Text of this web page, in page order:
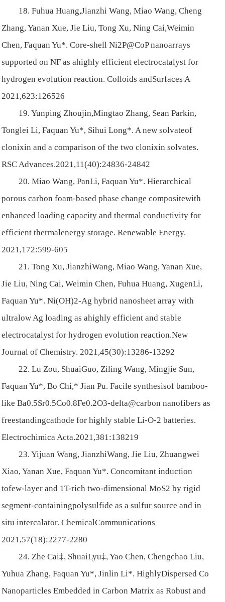
18. Fuhua Huang,Jianzhi Wang, Miao Wang, Cheng
Zhang, Yanan Xue, Jie Liu, Tong Xu, Ning Cai,Weimin
Chen, Faquan Yu*. Core-shell Ni2P@CoP nanoarrays
supported on NF as ahighly efficient electrocatalyst for
hydrogen evolution reaction. Colloids andSurfaces A
2021,623:126526
19. Yunping Zhoujin,Mingtao Zhang, Sean Parkin,
Tonglei Li, Faquan Yu*, Sihui Long*. A new solvateof
clonixin and a comparison of the two clonixin solvates.
RSC Advances.2021,11(40):24836-24842
20. Miao Wang, PanLi, Faquan Yu*. Hierarchical
porous carbon foam-based phase change compositewith
enhanced loading capacity and thermal conductivity for
efficient thermalenergy storage. Renewable Energy.
2021,172:599-605
21. Tong Xu, JianzhiWang, Miao Wang, Yanan Xue,
Jie Liu, Ning Cai, Weimin Chen, Fuhua Huang, XugenLi,
Faquan Yu*. Ni(OH)2-Ag hybrid nanosheet array with
ultralow Ag loading as ahighly efficient and stable
electrocatalyst for hydrogen evolution reaction.New
Journal of Chemistry. 2021,45(30):13286-13292
22. Lu Zou, ShuaiGuo, Ziling Wang, Mingjie Sun,
Faquan Yu*, Bo Chi,* Jian Pu. Facile synthesisof bamboo-
like Ba0.5Sr0.5Co0.8Fe0.2O3-delta@carbon nanofibers as
freestandingcathode for highly stable Li-O-2 batteries.
Electrochimica Acta.2021,381:138219
23. Yijuan Wang, JianzhiWang, Jie Liu, Zhuangwei
Xiao, Yanan Xue, Faquan Yu*. Concomitant induction
tofew-layer and 1T-rich two-dimensional MoS2 by rigid
segment-containingpolysulfide as a sulfur source and in
situ intercalator. ChemicalCommunications
2021,57(18):2277-2280
24. Zhe Cai‡, ShuaiLyu‡, Yao Chen, Chengchao Liu,
Yuhua Zhang, Faquan Yu*, Jinlin Li*. HighlyDispersed Co
Nanoparticles Embedded in Carbon Matrix as Robust and